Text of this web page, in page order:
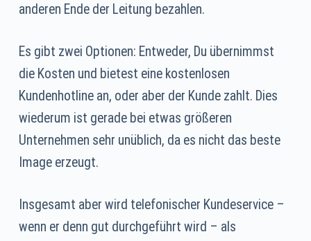
anderen Ende der Leitung bezahlen.
Es gibt zwei Optionen: Entweder, Du übernimmst
die Kosten und bietest eine kostenlosen
Kundenhotline an, oder aber der Kunde zahlt. Dies
wiederum ist gerade bei etwas größeren
Unternehmen sehr unüblich, da es nicht das beste
Image erzeugt.
Insgesamt aber wird telefonischer Kundeservice –
wenn er denn gut durchgeführt wird – als